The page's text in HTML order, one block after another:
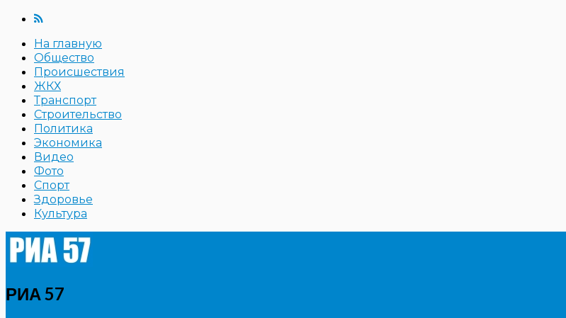
На главную
Общество
Происшествия
ЖКХ
Транспорт
Строительство
Политика
Экономика
Видео
Фото
Спорт
Здоровье
Культура
РИА 57